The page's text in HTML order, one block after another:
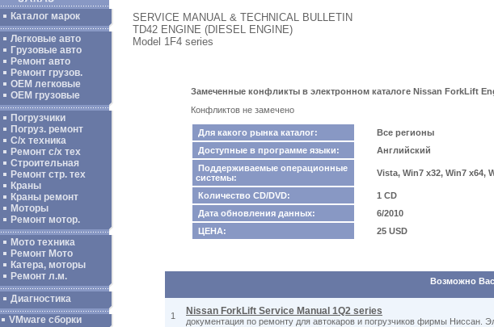
Каталог марок
Легковые авто
Грузовые авто
Ремонт авто
Ремонт грузов.
ОЕМ легковые
OEM грузовые
Погрузчики
Погруз. ремонт
С/х техника
Ремонт с/х тех
Строительная
Ремонт стр. тех
Краны
Краны ремонт
Моторы
Ремонт мотор.
Мото техника
Ремонт Мото
Катера, моторы
Ремонт л.м.
Диагностика
VMware сборки
SERVICE MANUAL & TECHNICAL BULLETIN
TD42 ENGINE (DIESEL ENGINE)
Model 1F4 series
Замеченные конфликты в электронном каталоге Nissan ForkLift
Конфликтов не замечено
Для какого рынка каталог:
Все регионы
Доступные в программе языки:
Английский
Поддерживаемые операционные
системы:
Vista, Win7 x32, Win7 x64,
Количество CD/DVD:
1 CD
Дата обновления данных:
6/2010
ЦЕНА:
25 USD
Возможно Вас
1 Nissan ForkLift Service Manual 1Q2 series
документация по ремонту для автокаров и погрузчиков фирмы Ниссан.